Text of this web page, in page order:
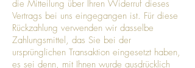
die Mitteilung über Ihren Widerruf dieses
Vertrags bei uns eingegangen ist. Für diese
Rückzahlung verwenden wir dasselbe
Zahlungsmittel, das Sie bei der
ursprünglichen Transaktion eingesetzt haben,
es sei denn, mit Ihnen wurde ausdrücklich